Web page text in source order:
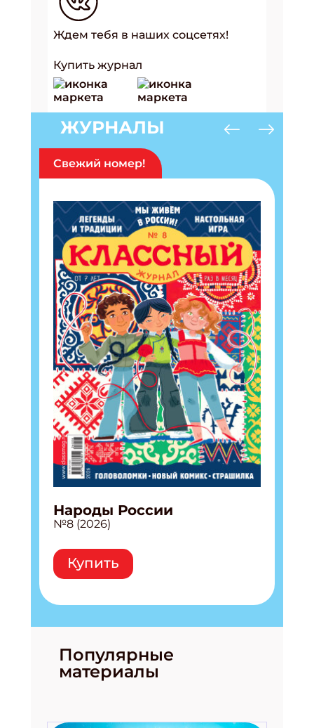
Ждем тебя в наших соцсетях!
Купить журнал
ЖУРНАЛЫ
Свежий номер!
Народы России
№8 (2026)
Купить
Популярные
материалы